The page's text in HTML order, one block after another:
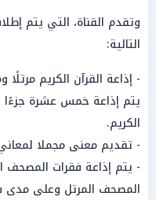
التالية:
- إذاعة القرآن الكريم مرتلًا
يتم إذاعة خمس عشرة جزءًا
الكريم.
- تقديم معنى مجملا لمعاني
- يتم إذاعة فقرات المصحف
المصحف المرتل وعلى مدى